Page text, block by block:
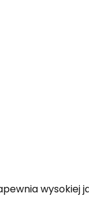
wysokiej